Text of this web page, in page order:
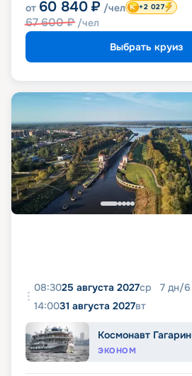
от 60 840 ₽ /чел
67 600₽ /чел
+2 027
Выбрать круиз
08:3025 августа 2027ср 7 дн/6
14:0031 августа 2027вт
Космонавт Гагарин
ЭКОНОМ